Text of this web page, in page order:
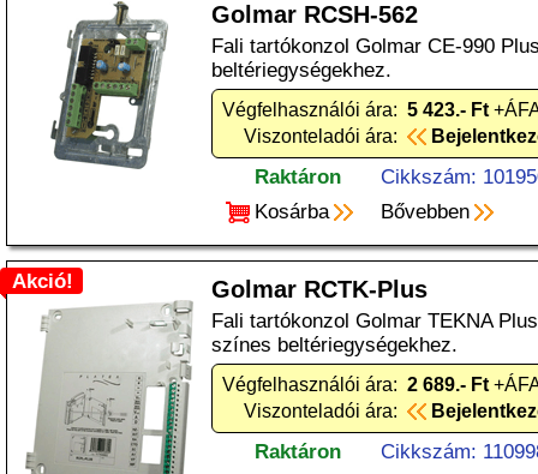
Golmar RCSH-562
Fali tartókonzol Golmar CE-990
beltériegységekhez.
Végfelhasználói ára: 5 423.- Ft
Viszonteladói ára:
Raktáron
Cikkszám:
Kosárba
Bővebben
Akció! Golmar RCTK-Plus
Fali tartókonzol Golmar TEKNA
színes beltériegységekhez.
Végfelhasználói ára: 2 689.- Ft
Viszonteladói ára:
Raktáron
Cikkszám: